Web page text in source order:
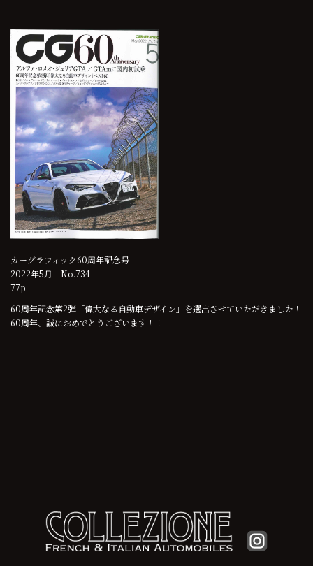
カーグラフィック60周年記念号
2022年5月 No.734
77p
60周年記念第2弾「偉大なる自動車デザイン」を選出させていただきました！
60周年、誠におめでとうございます！！